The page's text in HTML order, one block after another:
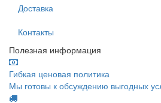
Доставка
Контакты
Полезная информация
Гибкая ценовая политика
Мы готовы к обсуждению выгодных